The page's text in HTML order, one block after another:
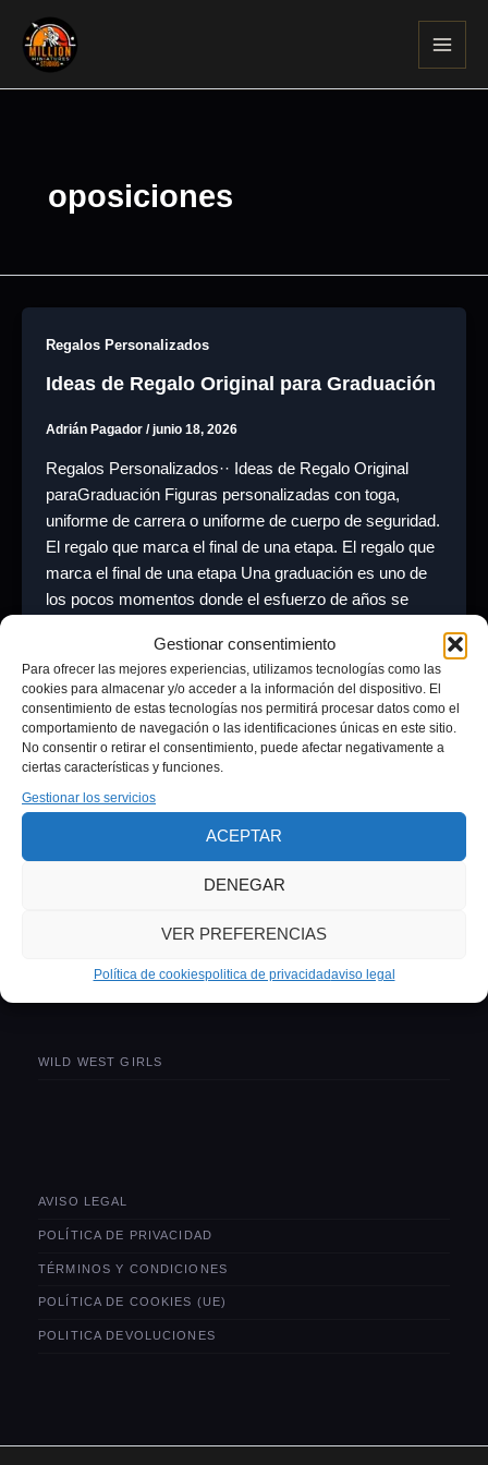
Gestionar consentimiento
Para ofrecer las mejores experiencias, utilizamos tecnologías como las
cookies para almacenar y/o acceder a la información del dispositivo. El
consentimiento de estas tecnologías nos permitirá procesar datos como el
comportamiento de navegación o las identificaciones únicas en este sitio.
No consentir o retirar el consentimiento, puede afectar negativamente a
ciertas características y funciones.
Gestionar los servicios
ACEPTAR
DENEGAR
VER PREFERENCIAS
Política de cookiespolitica de privacidadaviso legal
contenido
oposiciones
Regalos Personalizados
Ideas de Regalo Original para Graduación
Adrián Pagador /junio 18, 2026
Regalos Personalizados·· Ideas de Regalo Original
paraGraduación Figuras personalizadas con toga,
uniforme de carrera o uniforme de cuerpo de seguridad.
El regalo que marca el final de una etapa. El regalo que
marca el final de una etapa Una graduación es uno de
los pocos momentos donde el esfuerzo de años se
Términos y condiciones
politica devoluciones
WILD WEST GIRLS
AVISO LEGAL
POLÍTICA DE PRIVACIDAD
TÉRMINOS Y CONDICIONES
POLÍTICA DE COOKIES (UE)
POLITICA DEVOLUCIONES